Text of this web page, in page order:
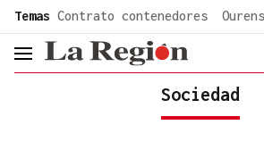
Temas Contrato contenedores
header.menu.open
Sociedad